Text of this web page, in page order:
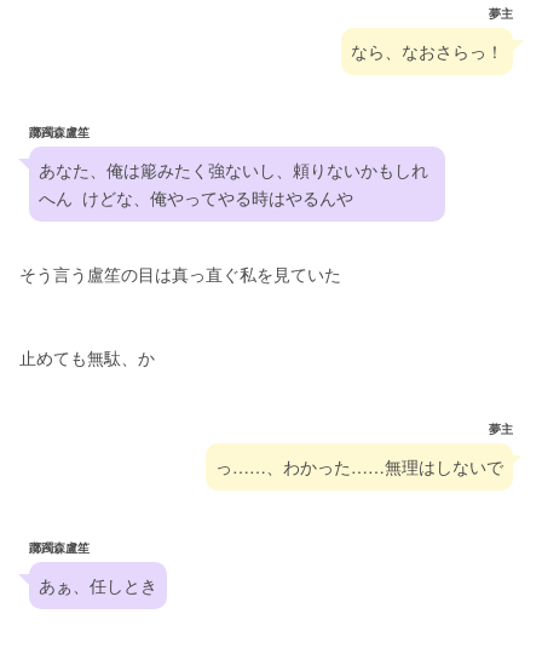
夢主
なら、なおさらっ！
躑躅森盧笙
あなた、俺は簓みたく強ないし、頼りないかもしれ
へん  けどな、俺やってやる時はやるんや
そう言う盧笙の目は真っ直ぐ私を見ていた
止めても無駄、か
夢主
っ……、わかった……無理はしないで
躑躅森盧笙
あぁ、任しとき